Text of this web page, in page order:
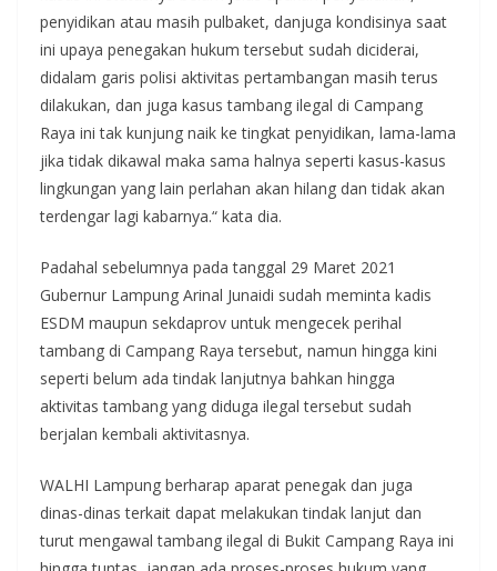
penyidikan atau masih pulbaket, danjuga kondisinya saat
ini upaya penegakan hukum tersebut sudah diciderai,
didalam garis polisi aktivitas pertambangan masih terus
dilakukan, dan juga kasus tambang ilegal di Campang
Raya ini tak kunjung naik ke tingkat penyidikan, lama-lama
jika tidak dikawal maka sama halnya seperti kasus-kasus
lingkungan yang lain perlahan akan hilang dan tidak akan
terdengar lagi kabarnya.“ kata dia.
Padahal sebelumnya pada tanggal 29 Maret 2021
Gubernur Lampung Arinal Junaidi sudah meminta kadis
ESDM maupun sekdaprov untuk mengecek perihal
tambang di Campang Raya tersebut, namun hingga kini
seperti belum ada tindak lanjutnya bahkan hingga
aktivitas tambang yang diduga ilegal tersebut sudah
berjalan kembali aktivitasnya.
WALHI Lampung berharap aparat penegak dan juga
dinas-dinas terkait dapat melakukan tindak lanjut dan
turut mengawal tambang ilegal di Bukit Campang Raya ini